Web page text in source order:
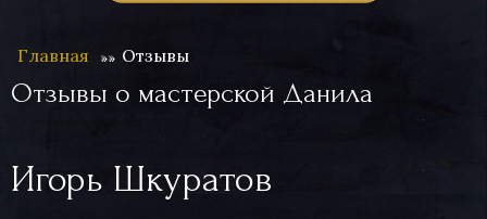
Главная Отзывы
Отзывы о мастерской Данила
Игорь Шкуратов